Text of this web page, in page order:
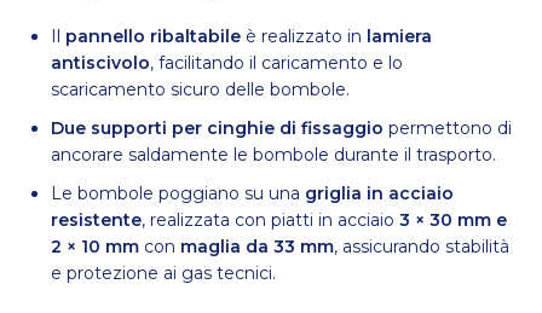
Il pannello ribaltabile è realizzato in lamiera
antiscivolo, facilitando il caricamento e lo
scaricamento sicuro delle bombole.
Due supporti per cinghie di fissaggio permettono di
ancorare saldamente le bombole durante il trasporto.
Le bombole poggiano su una griglia in acciaio
resistente, realizzata con piatti in acciaio3 × 30 mm e
2 × 10 mm con maglia da 33 mm, assicurando stabilità
e protezione ai gas tecnici.